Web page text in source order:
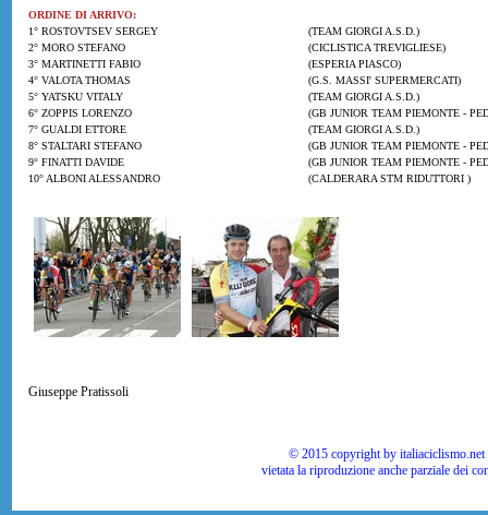
ORDINE DI ARRIVO:
1° ROSTOVTSEV SERGEY
(TEAM GIORGI A.S.D.)
2° MORO STEFANO
(CICLISTICA TREVIGLIESE)
3° MARTINETTI FABIO
(ESPERIA PIASCO)
4° VALOTA THOMAS
(G.S. MASSI' SUPERMERCATI)
5° YATSKU VITALY
(TEAM GIORGI A.S.D.)
6° ZOPPIS LORENZO
(GB JUNIOR TEAM PIEMONTE -
7° GUALDI ETTORE
(TEAM GIORGI A.S.D.)
8° STALTARI STEFANO
(GB JUNIOR TEAM PIEMONTE -
9° FINATTI DAVIDE
(GB JUNIOR TEAM PIEMONTE -
10° ALBONI ALESSANDRO
(CALDERARA STM RIDUTTORI )
Giuseppe Pratissoli
© 2015 copyright by
vietata la riproduzione anche parziale dei